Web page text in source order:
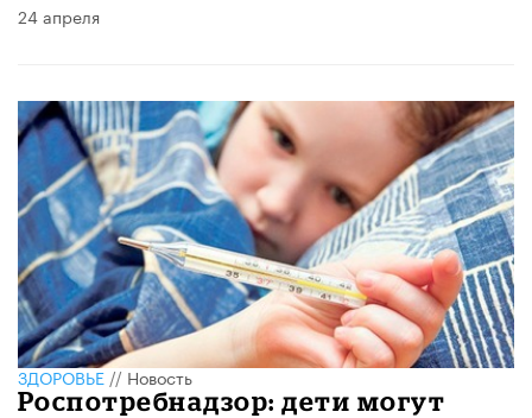
24 апреля
ЗДОРОВЬЕ//Новость
Роспотребнадзор: дети могут